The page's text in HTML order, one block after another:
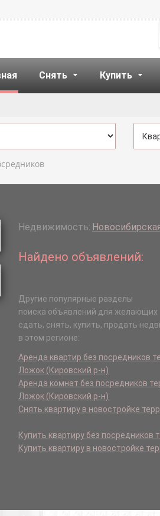
Снять Купить
Недвижимость:
Найдено объявлений:
Другие популярные разделы
поиска объявлений для желающих
сдать, снять, купить, продать
в этом регионе:
Аренда квартир без посредников
Ложок (Кировский р-н)
Аренда комнат без посредников
Ложок (Кировский р-н)
Снять квартиру в новостройке
Купить квартиру без
Купить квартиру в новостройке